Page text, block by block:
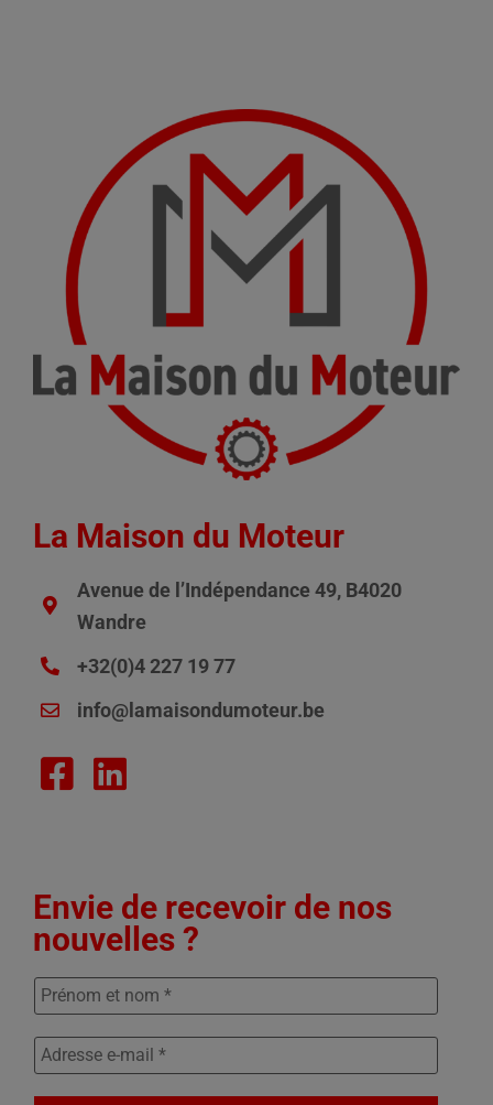
La Maison du Moteur
Avenue de l’Indépendance 49, B4020
Wandre
+32(0)4 227 19 77
info@lamaisondumoteur.be
Envie de recevoir de nos
nouvelles ?